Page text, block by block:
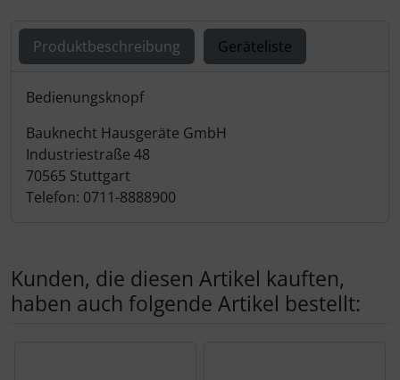
Produktbeschreibung Geräteliste
Produktbeschreibung
Bedienungsknopf
Bauknecht Hausgeräte GmbH
Industriestraße 48
70565 Stuttgart
Telefon: 0711-8888900
Kunden, die diesen Artikel kauften,
haben auch folgende Artikel bestellt: